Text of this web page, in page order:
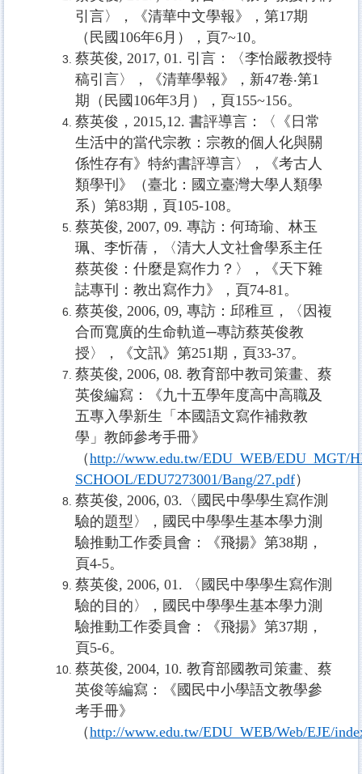
引言〉，《清華中文學報》，第17期
（民國 106年6月），頁7~10。
蔡英俊, 2017, 01. 引言：〈李怡嚴教授特
稿引言〉，《清華學報》，新47卷‧第1
期（民國 106年3月），頁155~156。
蔡英俊， 2015,12. 書評導言：〈《日常
生活中的當代宗教：宗教的個人化與關
係性存有》特約書評導言〉，《考古人
類學刊》（臺北：國立臺灣大學人類學
系）第83期，頁105-108。
蔡英俊, 2007, 09. 專訪：何琦瑜、林玉
珮、李忻蒨，〈清大人文社會學系主任
蔡英俊：什麼是寫作力？〉，《天下雜
誌專刊：教出寫作力》，頁74-81。
蔡英俊, 2006, 09, 專訪：邱稚亘，〈因複
合而寬廣的生命軌道─專訪蔡英俊教
授〉，《文訊》第251期，頁33-37。
蔡英俊, 2006, 08. 教育部中教司策畫、蔡
英俊編寫：《九十五學年度高中高職及
五專入學新生「本國語文寫作補救教
學」教師參考手冊》
（http://www.edu.tw/EDU_WEB/EDU_MGT/
SCHOOL/EDU7273001/Bang/27.pdf）
蔡英俊, 2006, 03. 〈國民中學學生寫作測
驗的題型〉，國民中學學生基本學力測
驗推動工作委員會：《飛揚》第38期，
頁4-5。
蔡英俊, 2006, 01.
〈國民中學學生寫作測
驗的目的〉，國民中學學生基本學力測
驗推動工作委員會：《飛揚》第37期，
頁5-6。
蔡英俊, 2004, 10. 教育部國教司策畫、蔡
英俊等編寫：《國民中小學語文教學參
考手冊》
（http://www.edu.tw/EDU_WEB/Web/EJE/